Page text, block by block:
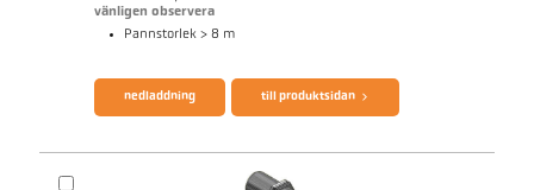
Mått ritning PK 72-K003
vänligen observera
Pannstorlek > 8 m
nedladdning till produktsidan